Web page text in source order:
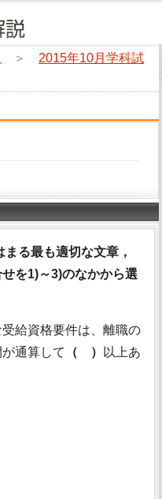
＞ 2015年10月学科試
る最も適切な文章，
を1)～3)のなかから選
給資格要件は、離職の
通算して
（ ）
以上あ